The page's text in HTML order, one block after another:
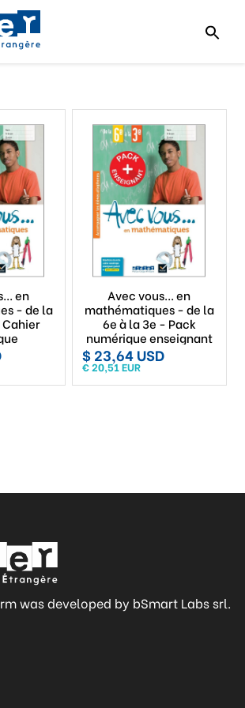
en
- de la
Avec vous... en
mathématiques - de la
6e à la 3e - Pack
numérique enseignant
$ 23,64 USD
€ 20,51 EUR
was developed by bSmart Labs srl.